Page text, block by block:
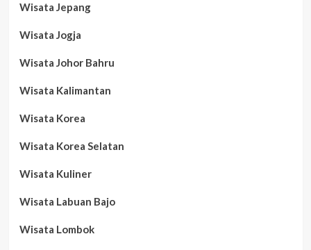
Wisata Jepang
Wisata Jogja
Wisata Johor Bahru
Wisata Kalimantan
Wisata Korea
Wisata Korea Selatan
Wisata Kuliner
Wisata Labuan Bajo
Wisata Lombok